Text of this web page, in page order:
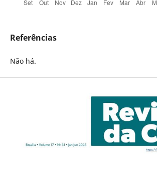
Referências
Não há.